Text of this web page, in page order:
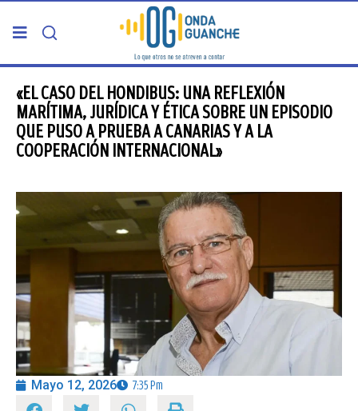
PORTADA
TELDE
CANARIAS
5ª COLUMNA
CARTAS DEL DIRECTOR
ENTREVISTAS
OPINIÓN
«EL CASO DEL HONDIBUS: UNA REFLEXIÓN
MARÍTIMA, JURÍDICA Y ÉTICA SOBRE UN EPISODIO
QUE PUSO A PRUEBA A CANARIAS Y A LA
COOPERACIÓN INTERNACIONAL»
Mayo 12, 2026 7:35 Pm